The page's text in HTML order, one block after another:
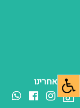
עקב אחרינו